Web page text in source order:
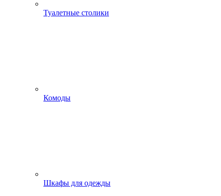
Туалетные столики
Комоды
Шкафы для одежды